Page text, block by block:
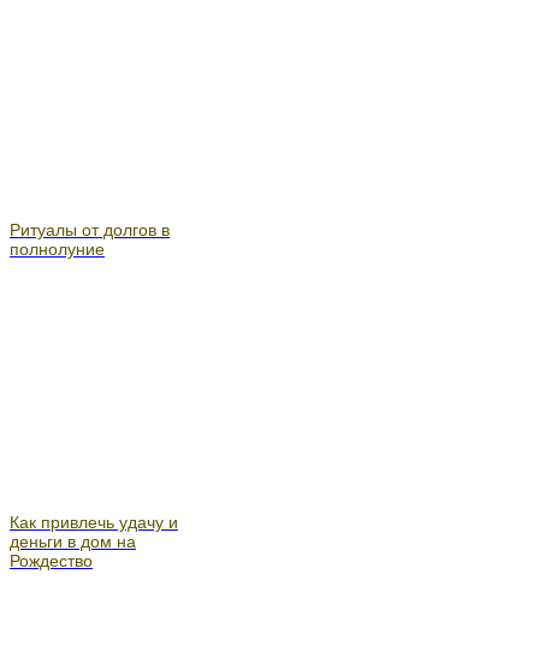
Ритуалы от долгов в
полнолуние
Как привлечь удачу и
деньги в дом на
Рождество